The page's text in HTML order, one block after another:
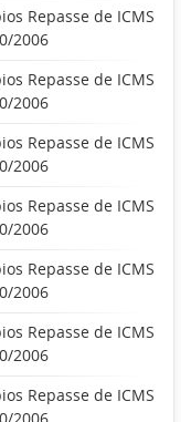
Repasse de ICMS
2006
Repasse de ICMS
2006
Repasse de ICMS
2006
Repasse de ICMS
2006
Repasse de ICMS
2006
Repasse de ICMS
2006
Repasse de ICMS